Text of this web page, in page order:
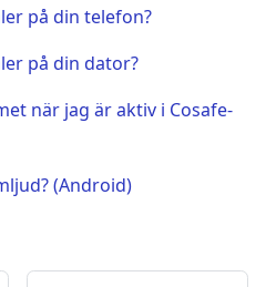
på din telefon?
på din dator?
när jag är aktiv i Cosafe-
(Android)